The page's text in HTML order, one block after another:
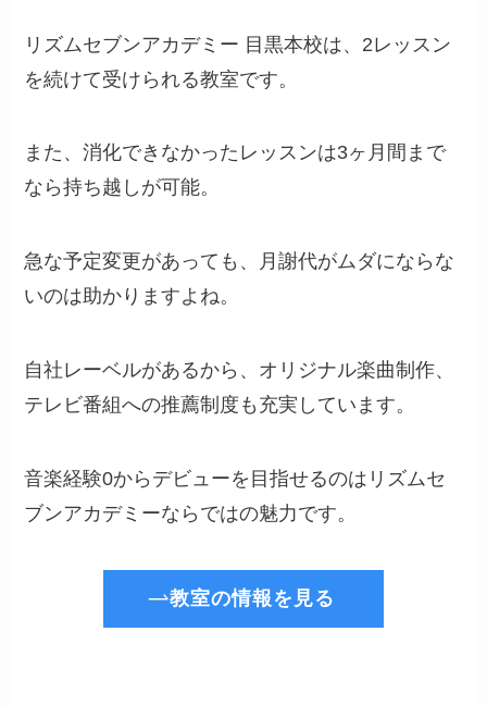
リズムセブンアカデミー 目黒本校は、2レッスン
を続けて受けられる教室です。
また、消化できなかったレッスンは3ヶ月間まで
なら持ち越しが可能。
急な予定変更があっても、月謝代がムダにならな
いのは助かりますよね。
自社レーベルがあるから、オリジナル楽曲制作、
テレビ番組への推薦制度も充実しています。
音楽経験0からデビューを目指せるのはリズムセ
ブンアカデミーならではの魅力です。
教室の情報を見る